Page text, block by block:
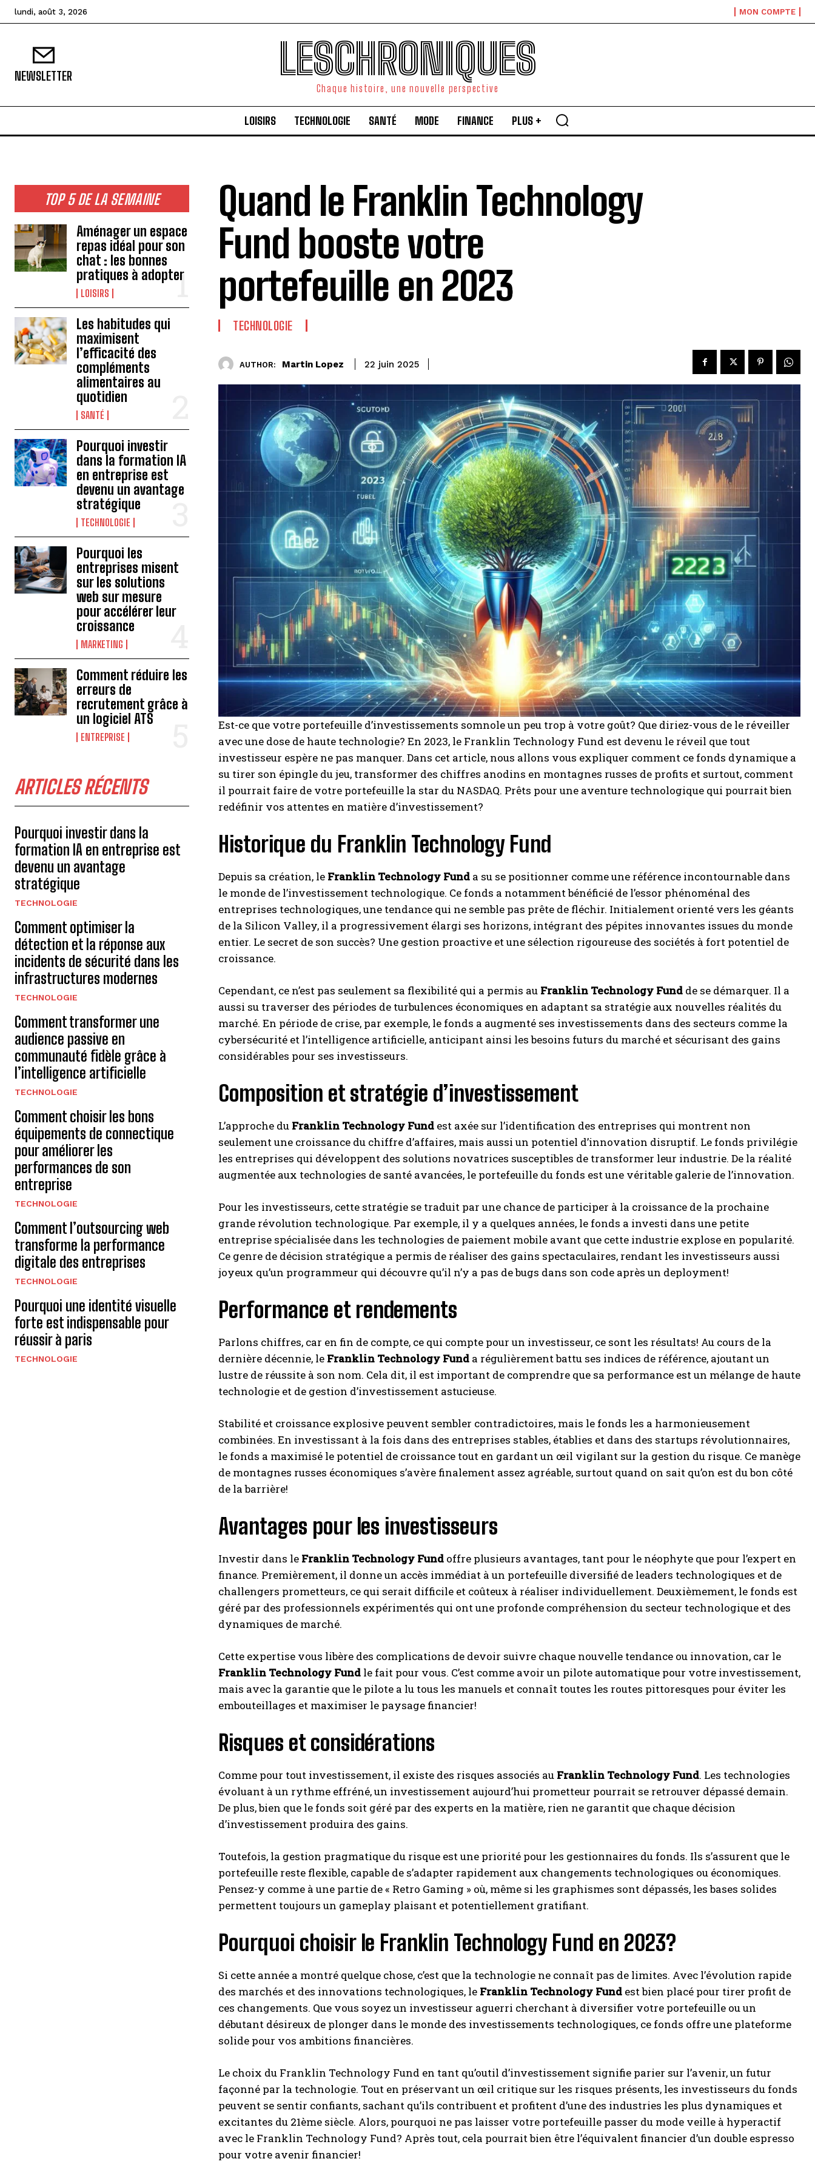
INSCRIPTION
J'ai lu et j'accepte la politique de confidentialité.
lundi, août 3, 2026 MON COMPTE
NEWSLETTER LESCHRONIQUES
Chaque histoire, une nouvelle perspective
LOISIRS TECHNOLOGIE SANTÉ MODE FINANCE PLUS +
TOP 5 DE LA SEMAINE
Aménager un espace
repas idéal pour son
chat : les bonnes
pratiques à adopter
LOISIRS
Les habitudes qui
maximisent
l’efficacité des
compléments
alimentaires au
quotidien
SANTÉ
Pourquoi investir
dans la formation IA
en entreprise est
devenu un avantage
stratégique
TECHNOLOGIE
Pourquoi les
entreprises misent
sur les solutions
web sur mesure
pour accélérer leur
croissance
MARKETING
Comment réduire les
erreurs de
recrutement grâce à
un logiciel ATS
ENTREPRISE
ARTICLES RÉCENTS
Pourquoi investir dans la
formation IA en entreprise est
devenu un avantage
stratégique
TECHNOLOGIE
Comment optimiser la
détection et la réponse aux
incidents de sécurité dans les
infrastructures modernes
TECHNOLOGIE
Comment transformer une
audience passive en
communauté fidèle grâce à
l’intelligence artificielle
TECHNOLOGIE
Comment choisir les bons
équipements de connectique
pour améliorer les
performances de son
entreprise
TECHNOLOGIE
Comment l’outsourcing web
transforme la performance
digitale des entreprises
TECHNOLOGIE
Pourquoi une identité visuelle
forte est indispensable pour
réussir à paris
TECHNOLOGIE
Quand le Franklin Technology
Fund booste votre
portefeuille en 2023
TECHNOLOGIE
AUTHOR: Martin Lopez 22 juin 2025
Est-ce que votre portefeuille d’investissements somnole un peu trop à votre goût? Que diriez-vous de le réveiller
avec une dose de haute technologie? En 2023, le Franklin Technology Fund est devenu le réveil que tout
investisseur espère ne pas manquer. Dans cet article, nous allons vous expliquer comment ce fonds dynamique a
su tirer son épingle du jeu, transformer des chiffres anodins en montagnes russes de profits et surtout, comment
il pourrait faire de votre portefeuille la star du NASDAQ. Prêts pour une aventure technologique qui pourrait bien
redéfinir vos attentes en matière d’investissement?
Historique du Franklin Technology Fund
Depuis sa création, le Franklin Technology Fund a su se positionner comme une référence incontournable dans
le monde de l’investissement technologique. Ce fonds a notamment bénéficié de l’essor phénoménal des
entreprises technologiques, une tendance qui ne semble pas prête de fléchir. Initialement orienté vers les géants
de la Silicon Valley, il a progressivement élargi ses horizons, intégrant des pépites innovantes issues du monde
entier. Le secret de son succès? Une gestion proactive et une sélection rigoureuse des sociétés à fort potentiel de
croissance.
Cependant, ce n’est pas seulement sa flexibilité qui a permis au Franklin Technology Fund de se démarquer. Il a
aussi su traverser des périodes de turbulences économiques en adaptant sa stratégie aux nouvelles réalités du
marché. En période de crise, par exemple, le fonds a augmenté ses investissements dans des secteurs comme la
cybersécurité et l’intelligence artificielle, anticipant ainsi les besoins futurs du marché et sécurisant des gains
considérables pour ses investisseurs.
Composition et stratégie d’investissement
L’approche du Franklin Technology Fund est axée sur l’identification des entreprises qui montrent non
seulement une croissance du chiffre d’affaires, mais aussi un potentiel d’innovation disruptif. Le fonds privilégie
les entreprises qui développent des solutions novatrices susceptibles de transformer leur industrie. De la réalité
augmentée aux technologies de santé avancées, le portefeuille du fonds est une véritable galerie de l’innovation.
Pour les investisseurs, cette stratégie se traduit par une chance de participer à la croissance de la prochaine
grande révolution technologique. Par exemple, il y a quelques années, le fonds a investi dans une petite
entreprise spécialisée dans les technologies de paiement mobile avant que cette industrie explose en popularité.
Ce genre de décision stratégique a permis de réaliser des gains spectaculaires, rendant les investisseurs aussi
joyeux qu’un programmeur qui découvre qu’il n’y a pas de bugs dans son code après un deployment!
Performance et rendements
Parlons chiffres, car en fin de compte, ce qui compte pour un investisseur, ce sont les résultats! Au cours de la
dernière décennie, le Franklin Technology Fund a régulièrement battu ses indices de référence, ajoutant un
lustre de réussite à son nom. Cela dit, il est important de comprendre que sa performance est un mélange de haute
technologie et de gestion d’investissement astucieuse.
Stabilité et croissance explosive peuvent sembler contradictoires, mais le fonds les a harmonieusement
combinées. En investissant à la fois dans des entreprises stables, établies et dans des startups révolutionnaires,
le fonds a maximisé le potentiel de croissance tout en gardant un œil vigilant sur la gestion du risque. Ce manège
de montagnes russes économiques s’avère finalement assez agréable, surtout quand on sait qu’on est du bon côté
de la barrière!
Avantages pour les investisseurs
Investir dans le Franklin Technology Fund offre plusieurs avantages, tant pour le néophyte que pour l’expert en
finance. Premièrement, il donne un accès immédiat à un portefeuille diversifié de leaders technologiques et de
challengers prometteurs, ce qui serait difficile et coûteux à réaliser individuellement. Deuxièmement, le fonds est
géré par des professionnels expérimentés qui ont une profonde compréhension du secteur technologique et des
dynamiques de marché.
Cette expertise vous libère des complications de devoir suivre chaque nouvelle tendance ou innovation, car le
Franklin Technology Fund le fait pour vous. C’est comme avoir un pilote automatique pour votre investissement,
mais avec la garantie que le pilote a lu tous les manuels et connaît toutes les routes pittoresques pour éviter les
embouteillages et maximiser le paysage financier!
Risques et considérations
Comme pour tout investissement, il existe des risques associés au Franklin Technology Fund. Les technologies
évoluant à un rythme effréné, un investissement aujourd’hui prometteur pourrait se retrouver dépassé demain.
De plus, bien que le fonds soit géré par des experts en la matière, rien ne garantit que chaque décision
d’investissement produira des gains.
Toutefois, la gestion pragmatique du risque est une priorité pour les gestionnaires du fonds. Ils s’assurent que le
portefeuille reste flexible, capable de s’adapter rapidement aux changements technologiques ou économiques.
Pensez-y comme à une partie de « Retro Gaming » où, même si les graphismes sont dépassés, les bases solides
permettent toujours un gameplay plaisant et potentiellement gratifiant.
Pourquoi choisir le Franklin Technology Fund en 2023?
Si cette année a montré quelque chose, c’est que la technologie ne connaît pas de limites. Avec l’évolution rapide
des marchés et des innovations technologiques, le Franklin Technology Fund est bien placé pour tirer profit de
ces changements. Que vous soyez un investisseur aguerri cherchant à diversifier votre portefeuille ou un
débutant désireux de plonger dans le monde des investissements technologiques, ce fonds offre une plateforme
solide pour vos ambitions financières.
Le choix du Franklin Technology Fund en tant qu’outil d’investissement signifie parier sur l’avenir, un futur
façonné par la technologie. Tout en préservant un œil critique sur les risques présents, les investisseurs du fonds
peuvent se sentir confiants, sachant qu’ils contribuent et profitent d’une des industries les plus dynamiques et
excitantes du 21ème siècle. Alors, pourquoi ne pas laisser votre portefeuille passer du mode veille à hyperactif
avec le Franklin Technology Fund? Après tout, cela pourrait bien être l’équivalent financier d’un double espresso
pour votre avenir financier!